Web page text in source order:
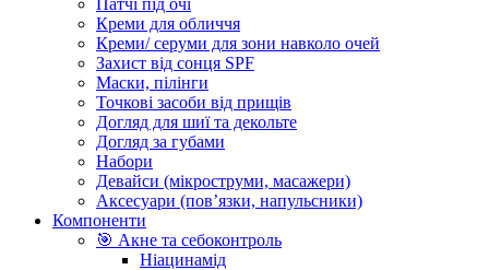
Патчі під очі
Креми для обличчя
Креми/ серуми для зони навколо очей
Захист від сонця SPF
Маски, пілінги
Точкові засоби від прищів
Догляд для шиї та декольте
Догляд за губами
Набори
Девайси (мікроструми, масажери)
Аксесуари (повʼязки, напульсники)
Компоненти
🎯 Акне та себоконтроль
Ніацинамід